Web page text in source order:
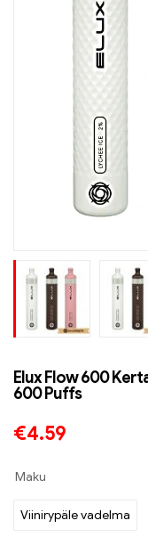
Elux Flow 600
600 Puffs
€4.59
Maku
Viinirypäle vadelma